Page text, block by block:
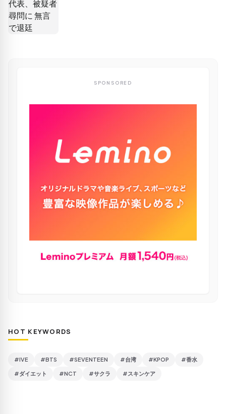
SPONSORED
HOT KEYWORDS
#IVE #BTS #SEVENTEEN #台湾 #KPOP #香水
#ダイエット #NCT #サクラ #スキンケア